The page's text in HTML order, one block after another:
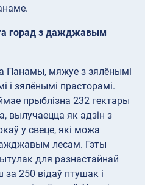
горад з дажджавым
Панамы, мяжуе з зялёнымі
і зялёнымі прасторамі.
прыблізна 232 гектары
вылучаецца як адзін з
у свеце, які можа
лесам. Гэты
для разнастайнай
250 відаў птушак і